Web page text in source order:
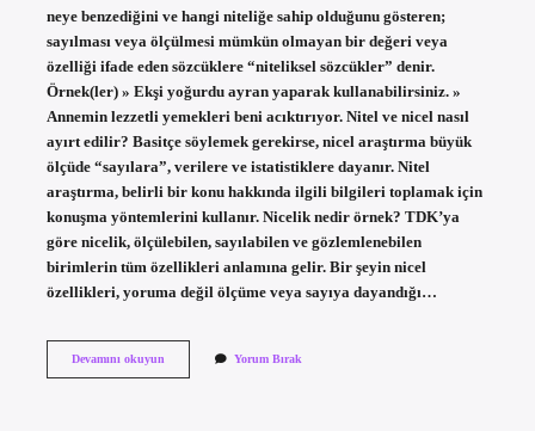
neye benzediğini ve hangi niteliğe sahip olduğunu gösteren;
sayılması veya ölçülmesi mümkün olmayan bir değeri veya
özelliği ifade eden sözcüklere “niteliksel sözcükler” denir.
Örnek(ler) » Ekşi yoğurdu ayran yaparak kullanabilirsiniz. »
Annemin lezzetli yemekleri beni acıktırıyor. Nitel ve nicel nasıl
ayırt edilir? Basitçe söylemek gerekirse, nicel araştırma büyük
ölçüde “sayılara”, verilere ve istatistiklere dayanır. Nitel
araştırma, belirli bir konu hakkında ilgili bilgileri toplamak için
konuşma yöntemlerini kullanır. Nicelik nedir örnek? TDK’ya
göre nicelik, ölçülebilen, sayılabilen ve gözlemlenebilen
birimlerin tüm özellikleri anlamına gelir. Bir şeyin nicel
özellikleri, yoruma değil ölçüme veya sayıya dayandığı…
Devamını okuyunNitel
Yorum Bırak